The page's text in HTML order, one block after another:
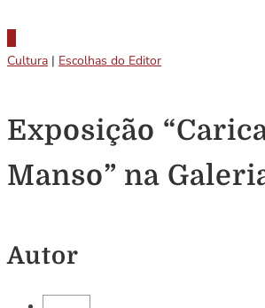
Cultura | Escolhas do Editor
Exposição
Manso” na
Autor